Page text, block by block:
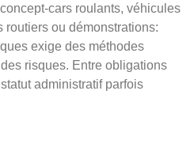
cars roulants, véhicules
ou démonstrations:
exige des méthodes
risques. Entre obligations
administratif parfois